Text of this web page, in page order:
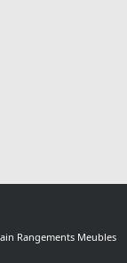
Rangements Meubles